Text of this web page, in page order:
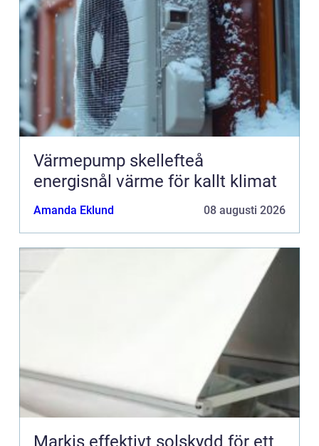
Värmepump skellefteå
energisnål värme för kallt klimat
Amanda Eklund 08 augusti 2026
Markis effektivt solskydd för ett